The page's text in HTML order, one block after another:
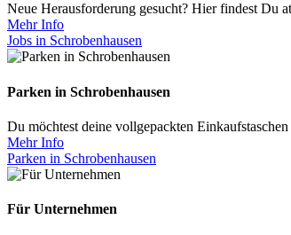
Neue Herausforderung gesucht? Hier findest Du
Mehr Info
Jobs in Schrobenhausen
Parken in Schrobenhausen
Du möchtest deine vollgepackten
Mehr Info
Parken in Schrobenhausen
Für Unternehmen